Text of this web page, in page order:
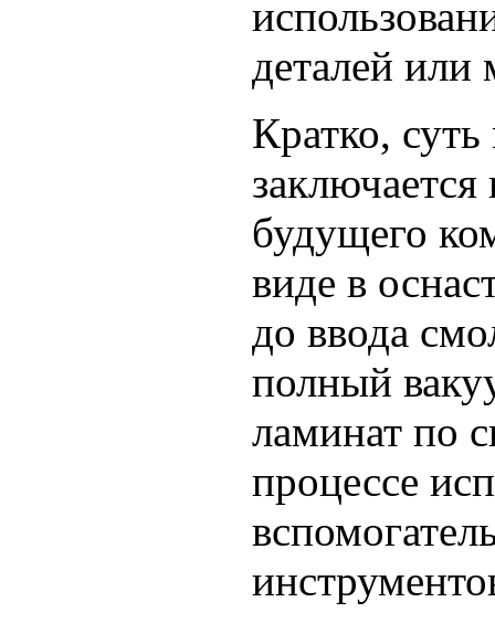
деталей
Кратко,
будущего
виде в
до ввода
полный
ламинат по
процессе